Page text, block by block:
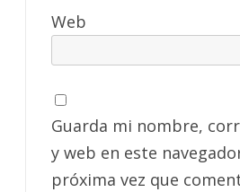
Web
Guarda mi nombre,
y web en este
próxima vez que